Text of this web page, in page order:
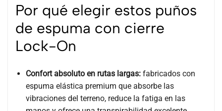
Por qué elegir estos puños
de espuma con cierre
Lock-On
Confort absoluto en rutas largas:fabricados con
espuma elástica premium que absorbe las
vibraciones del terreno, reduce la fatiga en las